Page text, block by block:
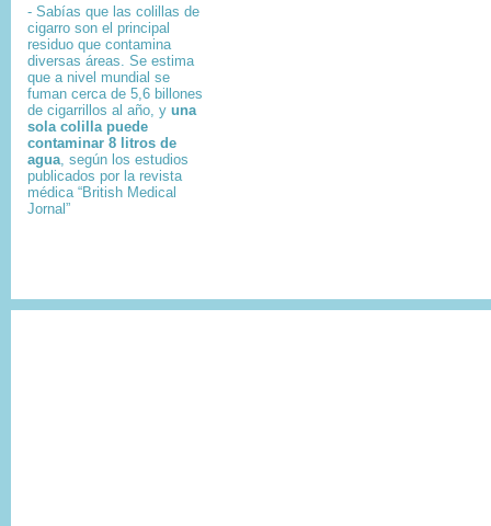
- Sabías que l as colillas de
cigarro son el principal
residuo que contamina
diversas áreas. Se estima
que a nivel mundial se
fuman cerca de 5,6 billones
de cigarrillos al año, y una
sola colilla puede
contaminar 8 litros de
agua, según los estudios
publicados por la revista
médica “British Medical
Jornal”